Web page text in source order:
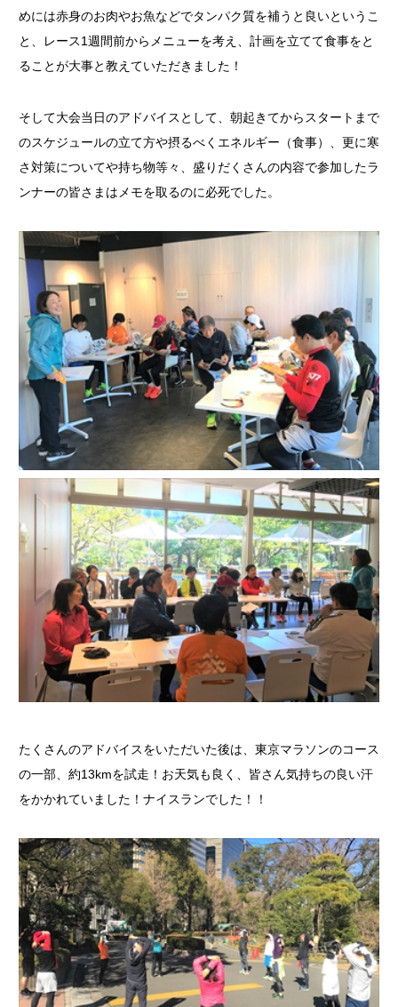
めには赤身のお肉やお魚などでタンパク質を補うと良いというこ
と、レース1週間前からメニューを考え、計画を立てて食事をと
ることが大事と教えていただきました！
そして大会当日のアドバイスとして、朝起きてからスタートまで
のスケジュールの立て方や摂るべくエネルギー（食事）、更に寒
さ対策についてや持ち物等々、盛りだくさんの内容で参加したラ
ンナーの皆さまはメモを取るのに必死でした。
たくさんのアドバイスをいただいた後は、東京マラソンのコース
の一部、約13kmを試走！お天気も良く、皆さん気持ちの良い汗
をかかれていました！ナイスランでした！！